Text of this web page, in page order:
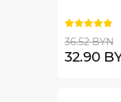
36.52 BYN
32.90